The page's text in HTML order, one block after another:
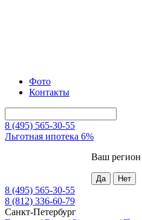
Фото
Контакты
8 (495) 565-30-55
Льготная ипотека 6%
Ваш регион
8 (495) 565-30-55
8 (812) 336-60-79
Санкт-Петербург